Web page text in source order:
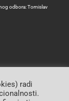
odbora: Tomislav
radi